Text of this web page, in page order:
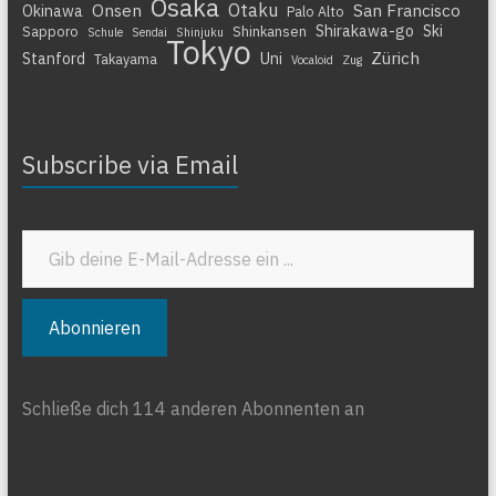
Okinawa Onsen Osaka Otaku Palo Alto San Francisco
Sapporo Schule Sendai Shinjuku Shinkansen Shirakawa-go Ski
Stanford Takayama Tokyo Uni Vocaloid Zug Zürich
Subscribe via Email
Gib deine E-Mail-Adresse ein ...
Abonnieren
Schließe dich 114 anderen Abonnenten an